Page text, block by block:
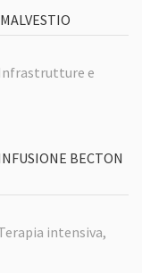
e
BECTON
intensiva,